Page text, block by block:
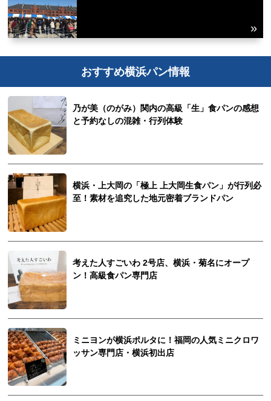
おすすめ横浜パン情報
乃が美（のがみ）関内の高級「生」食パンの感想
と予約なしの混雑・行列体験
横浜・上大岡の「極上 上大岡生食パン」が行列必
至！素材を追究した地元密着ブランドパン
考えた人すごいわ 2号店、横浜・菊名にオープ
ン！高級食パン専門店
ミニヨンが横浜ポルタに！福岡の人気ミニクロワ
ッサン専門店・横浜初出店